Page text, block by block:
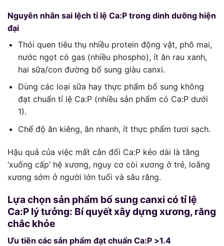
Nguyên nhân sai lệch tỉ lệ Ca:P trong dinh dưỡng hiện
đại
Thói quen tiêu thụ nhiều protein động vật, phô mai,
nước ngọt có gas (nhiều phospho), ít ăn rau xanh,
hai sữa/con đường bổ sung giàu canxi.
Dùng các loại sữa hay thực phẩm bổ sung không
đạt chuẩn tỉ lệ Ca:P (nhiều sản phẩm có Ca:P dưới
1).
Chế độ ăn kiêng, ăn nhanh, ít thực phẩm tươi sạch.
Hậu quả của việc mất cân đối Ca:P kéo dài là tăng
‘xuống cấp’ hệ xương, nguy cơ còi xương ở trẻ, loãng
xương sớm ở người lớn tuổi và sâu răng.
Lựa chọn sản phẩm bổ sung canxi có tỉ lệ
Ca:P lý tưởng: Bí quyết xây dựng xương, răng
chắc khỏe
Ưu tiên các sản phẩm đạt chuẩn Ca:P >1.4